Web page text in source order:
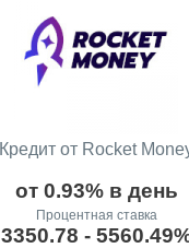
Кредит от Rocket
от 0.93% в день
Процентная ставка
3350.78 -